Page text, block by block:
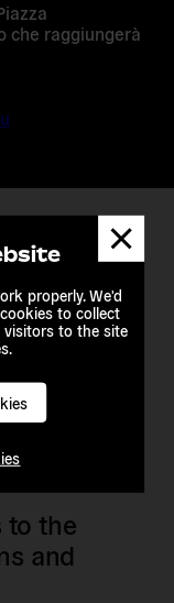
properly. We'd
to collect
visitors to the site
che raggiungerà
activists,
civil
initiatives
to the
and